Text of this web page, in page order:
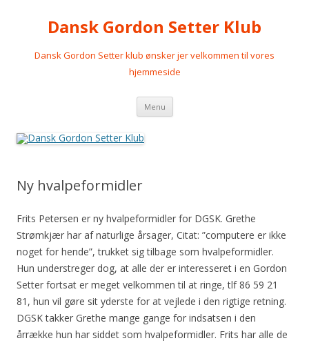
Dansk Gordon Setter Klub
Dansk Gordon Setter klub ønsker jer velkommen til vores
hjemmeside
Menu Videre
indhold
Ny hvalpeformidler
Frits Petersen er ny hvalpeformidler for DGSK. Grethe
Strømkjær har af naturlige årsager, Citat: ”computere er ikke
noget for hende”, trukket sig tilbage som hvalpeformidler.
Hun understreger dog, at alle der er interesseret i en Gordon
Setter fortsat er meget velkommen til at ringe, tlf 86 59 21
81, hun vil gøre sit yderste for at vejlede i den rigtige retning.
DGSK takker Grethe mange gange for indsatsen i den
årrække hun har siddet som hvalpeformidler. Frits har alle de